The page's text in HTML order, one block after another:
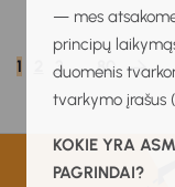
— mes
principų
duomenis
tvarkymo įrašus (
KOKIE YRA
PAGRINDAI?
1 3 … 80